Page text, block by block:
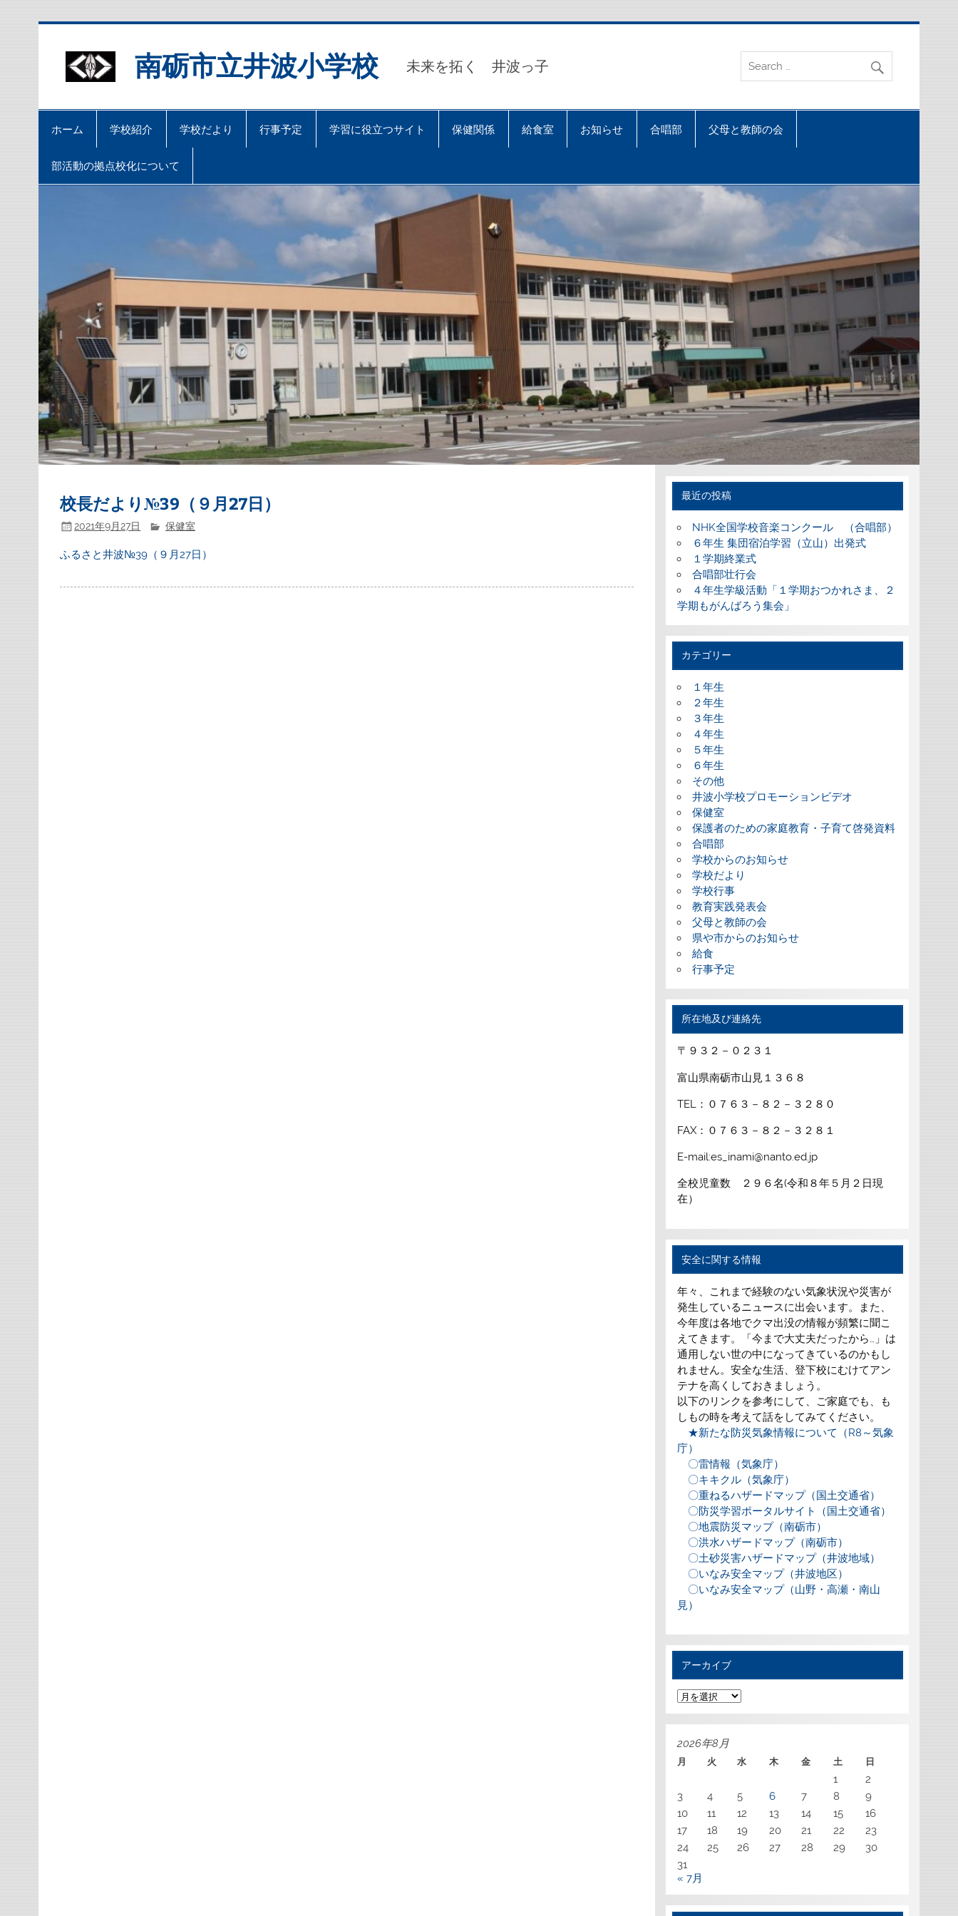
南砺市立井波小学校 未来を拓く 井波っ子
ホーム 学校紹介 学校だより 行事予定 学習に役立つサイト 保健関係 給食室 お知らせ 合唱部 父母と教師の会
部活動の拠点校化について
校長だより№39（９月27日）
2021年9月27日 保健室
ふるさと井波№39（９月27日）
最近の投稿
NHK全国学校音楽コンクール （合唱部）
６年生 集団宿泊学習（立山）出発式
１学期終業式
合唱部壮行会
４年生学級活動「１学期おつかれさま、２
学期もがんばろう集会」
カテゴリー
１年生
２年生
３年生
４年生
５年生
６年生
その他
井波小学校プロモーションビデオ
保健室
保護者のための家庭教育・子育て啓発資料
合唱部
学校からのお知らせ
学校だより
学校行事
教育実践発表会
父母と教師の会
県や市からのお知らせ
給食
行事予定
所在地及び連絡先
〒９３２－０２３１
富山県南砺市山見１３６８
TEL：０７６３－８２－３２８０
FAX：０７６３－８２－３２８１
E-mail:es_inami@nanto.ed.jp
全校児童数 ２９６名(令和８年５月２日現
在）
安全に関する情報
年々、これまで経験のない気象状況や災害が
発生しているニュースに出会います。また、
今年度は各地でクマ出没の情報が頻繁に聞こ
えてきます。「今まで大丈夫だったから…」は
通用しない世の中になってきているのかもし
れません。安全な生活、登下校にむけてアン
テナを高くしておきましょう。
以下のリンクを参考にして、ご家庭でも、も
しもの時を考えて話をしてみてください。
★新たな防災気象情報について（R8～気象
庁）
〇雷情報（気象庁）
〇キキクル（気象庁）
〇重ねるハザードマップ（国土交通省）
〇防災学習ポータルサイト（国土交通省）
〇地震防災マップ（南砺市）
〇洪水ハザードマップ（南砺市）
〇土砂災害ハザードマップ（井波地域）
〇いなみ安全マップ（井波地区）
〇いなみ安全マップ（山野・高瀬・南山
見）
アーカイブ
ア
ー
カ
イ
2026年8月
月 火 水 木 金 土 日
1
2
3
4 5 6 7 8
9
10
11 12 13 14 15
16
17
18 19 20 21 22
23
24
25 26 27 28 29
30
31
« 7月